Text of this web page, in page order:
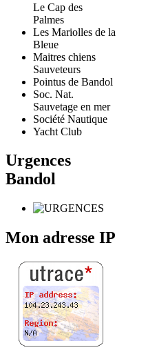
Le Cap des
Palmes
Les Mariolles de la
Bleue
Maitres chiens
Sauveteurs
Pointus de Bandol
Soc. Nat.
Sauvetage en mer
Société Nautique
Yacht Club
Urgences
Bandol
Mon adresse IP